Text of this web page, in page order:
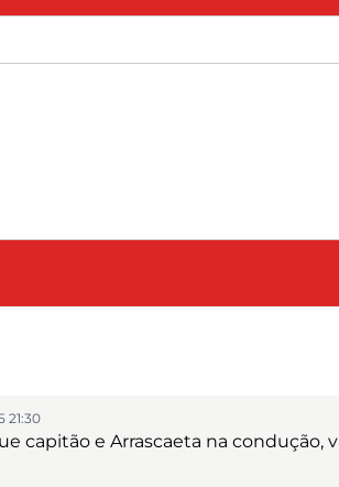
21:30
capitão e Arrascaeta na condução,